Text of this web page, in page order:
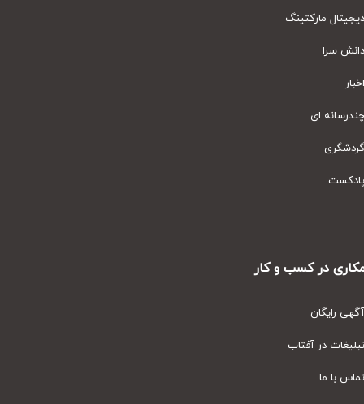
مارکتینگ
سرا
ای
در کسب و کار
رایگان
در آفتاب
با ما